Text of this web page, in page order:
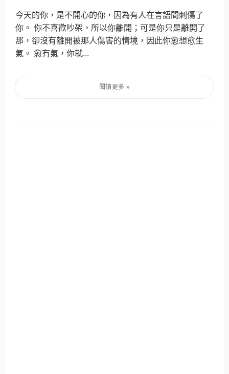
今天的你，是不開心的你，因為有人在言語間刺傷了
你。 你不喜歡吵架，所以你離開；可是你只是離開了
那，卻沒有離開被那人傷害的情境，因此你愈想愈生
氣。 愈有氣，你就...